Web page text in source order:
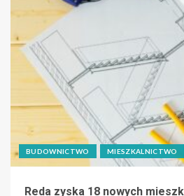
BUDOWNICTWO MIESZKALNICTWO
Reda zyska 18 nowych